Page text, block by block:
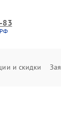
83
РФ
и скидки